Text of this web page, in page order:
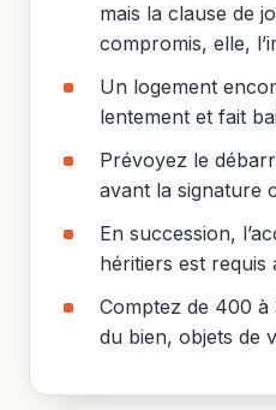
mais la clause de
compromis, elle,
Un logement
lentement et fait
Prévoyez le
avant la signature
En succession,
héritiers est requis
Comptez de 400
du bien, objets de